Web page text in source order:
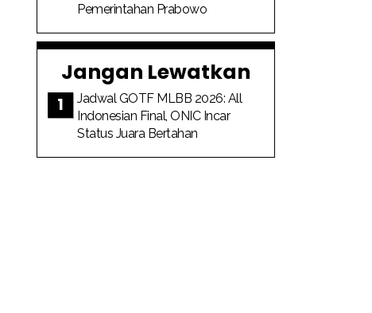
Pemerintahan Prabowo
Jangan Lewatkan
Jadwal GOTF MLBB 2026: All
Indonesian Final, ONIC Incar
Status Juara Bertahan